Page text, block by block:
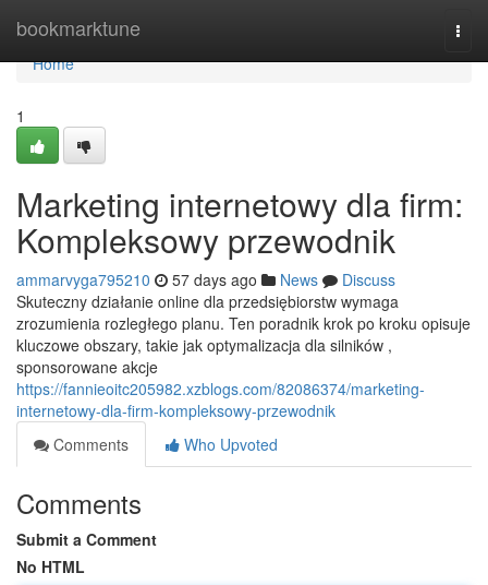
bookmarktune
Home
Home
1
Marketing internetowy dla firm:
Kompleksowy przewodnik
ammarvyga795210 57 days ago News
Discuss
Skuteczny działanie online dla przedsiębiorstw wymaga
zrozumienia rozległego planu. Ten poradnik krok po kroku opisuje
kluczowe obszary, takie jak optymalizacja dla silników ,
sponsorowane akcje
https://fannieoitc205982.xzblogs.com/82086374/marketing-
internetowy-dla-firm-kompleksowy-przewodnik
Comments
Who Upvoted
Comments
Submit a Comment
No HTML